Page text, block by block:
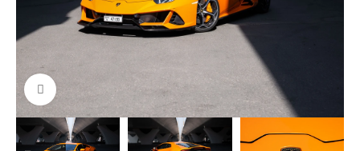
Click to enlarge